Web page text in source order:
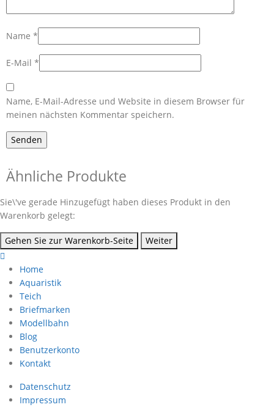
Name *
E-Mail *
Name, E-Mail-Adresse und Website in diesem Browser für
meinen nächsten Kommentar speichern.
Ähnliche Produkte
Sie\'ve gerade Hinzugefügt haben dieses Produkt in den
Warenkorb gelegt:
Gehen Sie zur Warenkorb-Seite Weiter
Home
Aquaristik
Teich
Briefmarken
Modellbahn
Blog
Benutzerkonto
Kontakt
Datenschutz
Impressum